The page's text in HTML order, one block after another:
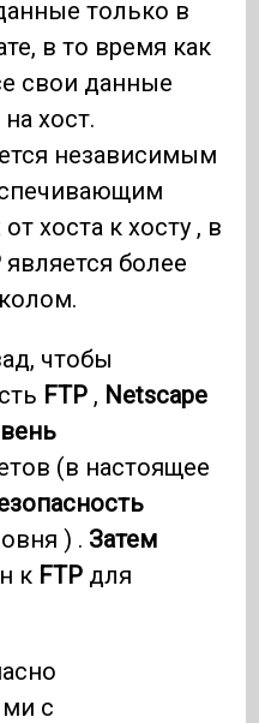
только в
в то время как
свои данные
хост.
независимым
хоста к хосту , в
является более
чтобы
FTP , Netscape
(в настоящее
) . Затем
к FTP для
с